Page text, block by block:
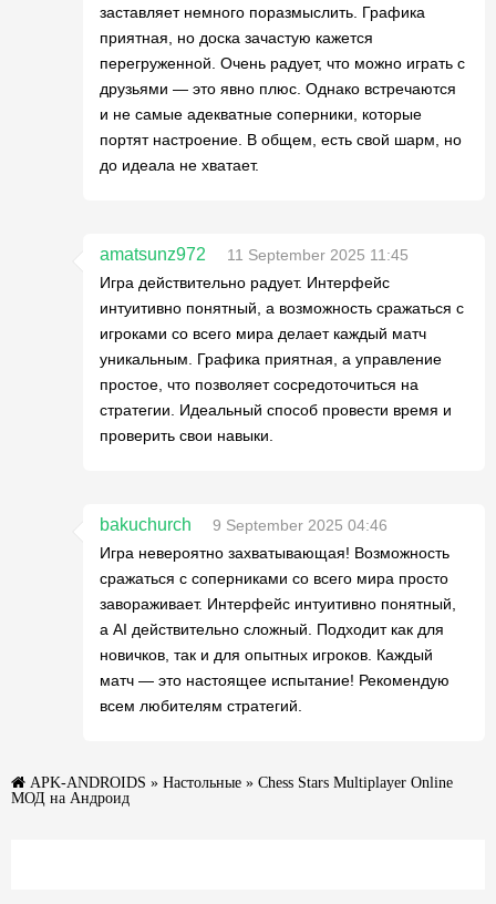
заставляет немного поразмыслить. Графика
приятная, но доска зачастую кажется
перегруженной. Очень радует, что можно играть с
друзьями — это явно плюс. Однако встречаются
и не самые адекватные соперники, которые
портят настроение. В общем, есть свой шарм, но
до идеала не хватает.
amatsunz972
11 September 2025 11:45
Игра действительно радует. Интерфейс
интуитивно понятный, а возможность сражаться с
игроками со всего мира делает каждый матч
уникальным. Графика приятная, а управление
простое, что позволяет сосредоточиться на
стратегии. Идеальный способ провести время и
проверить свои навыки.
bakuchurch
9 September 2025 04:46
Игра невероятно захватывающая! Возможность
сражаться с соперниками со всего мира просто
завораживает. Интерфейс интуитивно понятный,
а AI действительно сложный. Подходит как для
новичков, так и для опытных игроков. Каждый
матч — это настоящее испытание! Рекомендую
всем любителям стратегий.
APK-ANDROIDS » Настольные » Chess Stars Multiplayer Online
МОД на Андроид